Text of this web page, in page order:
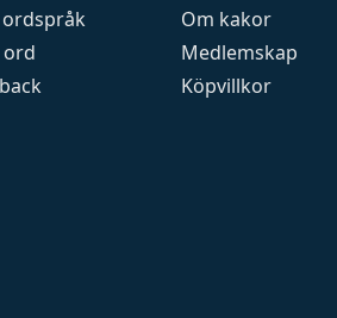
ord
Om kakor
Medlemskap
Köpvillkor